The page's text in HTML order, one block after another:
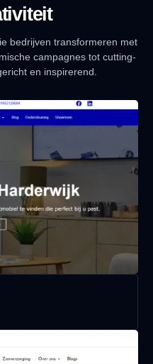
bedrijven transformeren met
campagnes tot cutting-
en inspirerend.